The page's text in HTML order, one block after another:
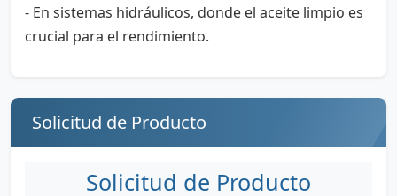
- En sistemas hidráulicos, donde el aceite limpio es
crucial para el rendimiento.
Solicitud de Producto
Solicitud de Producto